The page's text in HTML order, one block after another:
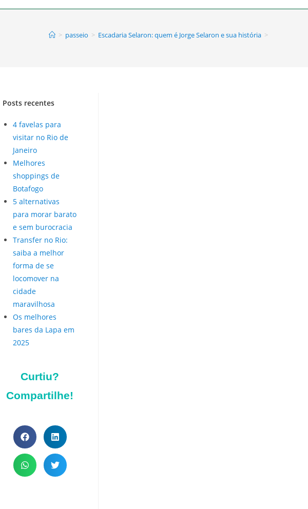
> passeio > Escadaria Selaron: quem é Jorge Selaron e sua história >
Posts recentes
4 favelas para
visitar no Rio de
Janeiro
Melhores
shoppings de
Botafogo
5 alternativas
para morar barato
e sem burocracia
Transfer no Rio:
saiba a melhor
forma de se
locomover na
cidade
maravilhosa
Os melhores
bares da Lapa em
2025
Curtiu?
Compartilhe!